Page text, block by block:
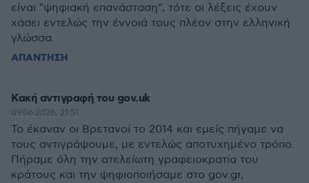
είναι "ψηφιακή επανάσταση", τότε οι λέξεις έχουν
χάσει εντελώς την έννοιά τους πλέον στην ελληνική
γλώσσα.
ΑΠΑΝΤΗΣΗ
Κακή αντιγραφή του gov.uk
09.06.2026, 21:51
Το έκαναν οι Βρετανοί το 2014 και εμείς πήγαμε να
τους αντιγράψουμε, με εντελώς αποτυχημένο τρόπο.
Πήραμε όλη την ατελείωτη γραφειοκρατία του
κράτους και την ψηφιοποιήσαμε στο gov.gr,